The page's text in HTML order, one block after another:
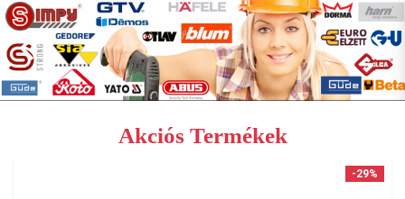
Akciós Termékek
-29%